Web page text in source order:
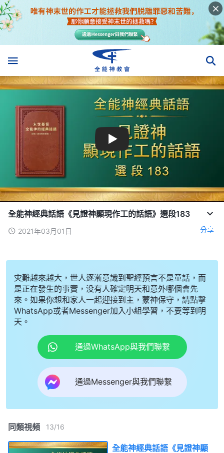
全能神經典話語《見證神顯現作工的話語》選段183
2021年03月01日 分享
灾難越來越大，世人逐漸意識到聖經預言不是童話，而
是正在發生的事實，没有人確定明天和意外哪個會先
來。如果你想和家人一起迎接到主，蒙神保守，請點擊
WhatsApp或者Messenger加入小組學習，不要等到明
天。
通過WhatsApp與我們聯繫
通過Messenger與我們聯繫
同類視頻 13/16
全能神經典話語《見證神顯